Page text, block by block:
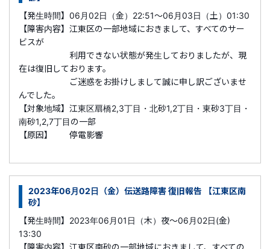
【発生時間】06月02日（金）22:51～06月03日（土）01:30
【障害内容】江東区の一部地域におきまして、すべてのサー
ビスが
利用できない状態が発生しておりましたが、現
在は復旧しております。
ご迷惑をお掛けしまして誠に申し訳ございませ
んでした。
【対象地域】江東区扇橋2,3丁目・北砂1,2丁目・東砂3丁目・
南砂1,2,7丁目の一部
【原因】 停電影響
2023年06月02日（金）伝送路障害 復旧報告 【江東区南
砂】
【発生時間】2023年06月01日（木）夜～06月02日(金)
13:30
【障害内容】江東区南砂の一部地域におきまして、すべての